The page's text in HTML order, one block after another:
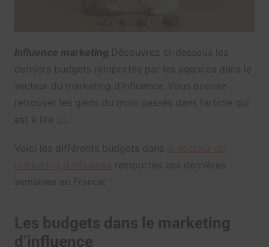
Influence marketing .Découvrez ci-dessous les
derniers budgets remportés par les agences dans le
secteur du marketing d’influence. Vous pouvez
retrouver les gains du mois passés dans l’article qui
est à lire
Voici les différents budgets dans
remportés ces dernières
semaines en France:
Les budgets dans le marketing
d’influence